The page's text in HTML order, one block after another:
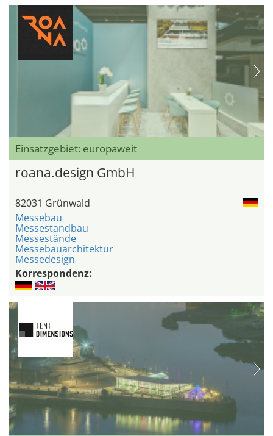
Einsatzgebiet: europaweit
roana.design GmbH
82031 Grünwald
Messebau
Messestandbau
Messestände
Messebauarchitektur
Messedesign
Korrespondenz: